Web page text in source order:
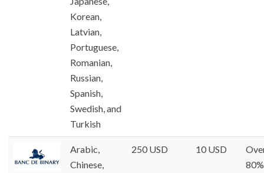
Korean,
Latvian,
Portuguese,
Romanian,
Russian,
Spanish,
Swedish, and
Turkish
Arabic,
Chinese,
250 USD 10 USD
80%